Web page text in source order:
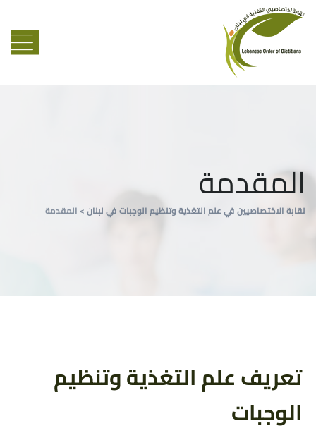
المقدمة
نقابة الاختصاصيين في علم التغذية وتنظيم الوجبات في لبنان> المقدمة
تعريف علم التغذية وتنظيم
الوجبات